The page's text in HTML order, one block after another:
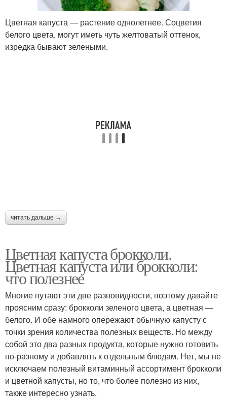
Цветная капуста — растение однолетнее. Соцветия
белого цвета, могут иметь чуть желтоватый оттенок,
изредка бывают зелеными.
читать дальше →
Цветная капуста брокколи.
Цветная капуста или брокколи:
что полезнее
Многие путают эти две разновидности, поэтому давайте
проясним сразу: брокколи зеленого цвета, а цветная —
белого. И обе намного опережают обычную капусту с
точки зрения количества полезных веществ. Но между
собой это два разных продукта, которые нужно готовить
по-разному и добавлять к отдельным блюдам. Нет, мы не
исключаем полезный витаминный ассортимент брокколи
и цветной капусты, но то, что более полезно из них,
также интересно узнать.